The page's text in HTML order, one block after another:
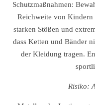
Schutzmaßnahmen:
Reichweite von Kindern
starken Stößen und
dass Ketten und Bänder
der Kleidung tragen.
Risiko: